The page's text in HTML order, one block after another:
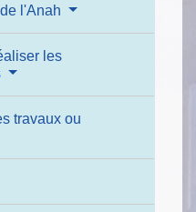
l'Anah
les
travaux ou